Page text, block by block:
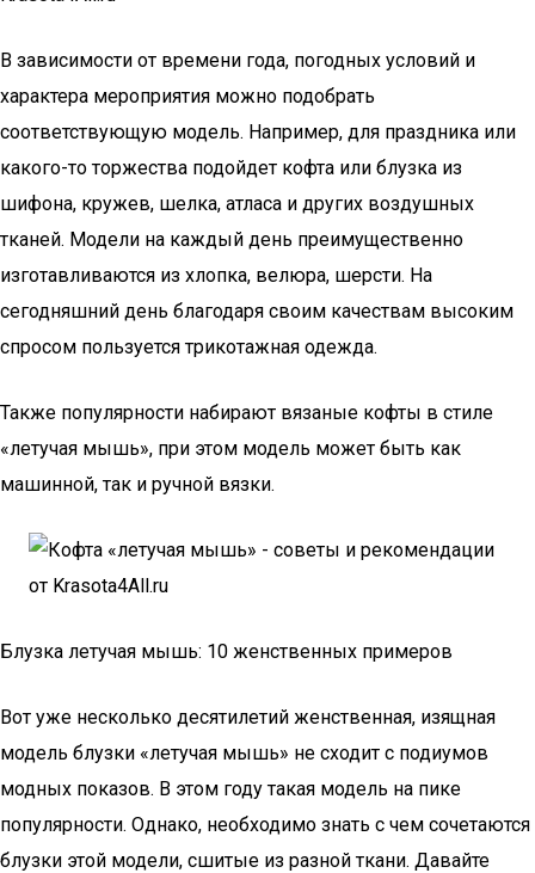
В зависимости от времени года, погодных условий и
характера мероприятия можно подобрать
соответствующую модель. Например, для праздника или
какого-то торжества подойдет кофта или блузка из
шифона, кружев, шелка, атласа и других воздушных
тканей. Модели на каждый день преимущественно
изготавливаются из хлопка, велюра, шерсти. На
сегодняшний день благодаря своим качествам высоким
спросом пользуется трикотажная одежда.
Также популярности набирают вязаные кофты в стиле
«летучая мышь», при этом модель может быть как
машинной, так и ручной вязки.
Блузка летучая мышь: 10 женственных примеров
Вот уже несколько десятилетий женственная, изящная
модель блузки «летучая мышь» не сходит с подиумов
модных показов. В этом году такая модель на пике
популярности. Однако, необходимо знать с чем сочетаются
блузки этой модели, сшитые из разной ткани. Давайте